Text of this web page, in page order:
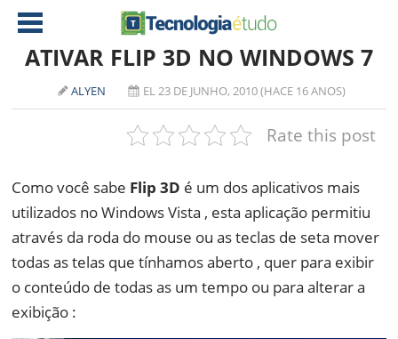
NOTÍCIAS
ATI
NVIDIA
SOFTWARE
NOTEBOOKS
IOS
NOKIA
JOGOS
DOWNLOADS
ANÁLISE
ATIVAR FLIP 3D NO WINDOWS 7
ALYEN EL 23 DE JUNHO, 2010 (HACE 16 ANOS)
Rate this post
Como você sabe Flip 3D é um dos aplicativos mais
utilizados no Windows Vista , esta aplicação permitiu
através da roda do mouse ou as teclas de seta mover
todas as telas que tínhamos aberto , quer para exibir
o conteúdo de todas as um tempo ou para alterar a
exibição :